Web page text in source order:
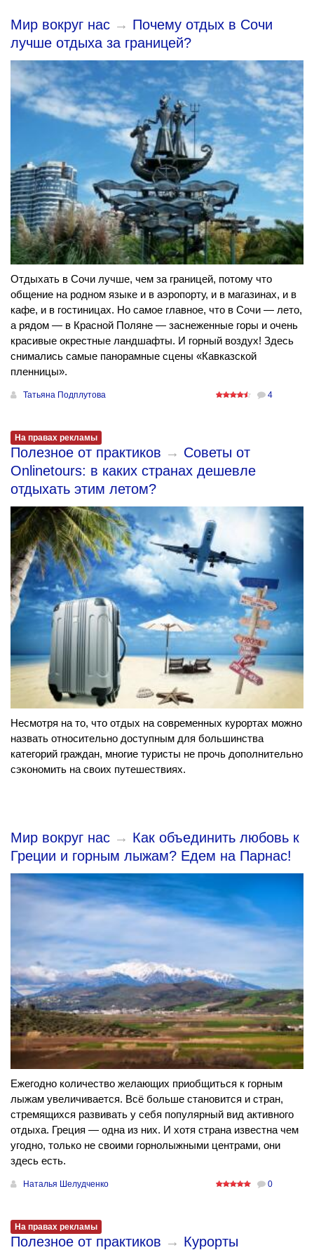
Мир вокруг нас → Почему отдых в Сочи
лучше отдыха за границей?
Отдыхать в Сочи лучше, чем за границей, потому что
общение на родном языке и в аэропорту, и в магазинах, и в
кафе, и в гостиницах. Но самое главное, что в Сочи — лето,
а рядом — в Красной Поляне — заснеженные горы и очень
красивые окрестные ландшафты. И горный воздух! Здесь
снимались самые панорамные сцены «Кавказской
пленницы».
Татьяна Подплутова 4
На правах рекламы
Полезное от практиков → Советы от
Onlinetours: в каких странах дешевле
отдыхать этим летом?
Несмотря на то, что отдых на современных курортах можно
назвать относительно доступным для большинства
категорий граждан, многие туристы не прочь дополнительно
сэкономить на своих путешествиях.
Мир вокруг нас → Как объединить любовь к
Греции и горным лыжам? Едем на Парнас!
Ежегодно количество желающих приобщиться к горным
лыжам увеличивается. Всё больше становится и стран,
стремящихся развивать у себя популярный вид активного
отдыха. Греция — одна из них. И хотя страна известна чем
угодно, только не своими горнолыжными центрами, они
здесь есть.
Наталья Шелудченко 0
На правах рекламы
Полезное от практиков → Курорты